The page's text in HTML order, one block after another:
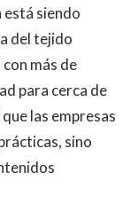
está siendo
del tejido
más de
para cerca de
las empresas
sino